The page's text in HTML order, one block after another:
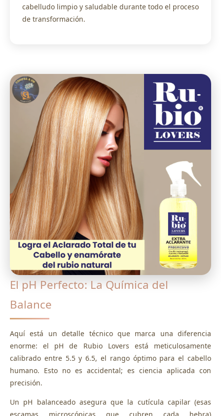
cabelludo limpio y saludable durante todo el proceso
de transformación.
El pH Perfecto: La Química del
Balance
Aquí está un detalle técnico que marca una diferencia
enorme: el pH de Rubio Lovers está meticulosamente
calibrado entre 5.5 y 6.5, el rango óptimo para el cabello
humano. Esto no es accidental; es ciencia aplicada con
precisión.
Un pH balanceado asegura que la cutícula capilar (esas
escamas microscópicas que cubren cada hebra)